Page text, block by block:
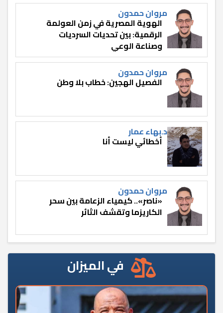
مروان حمدون
الهوية المصرية في زمن العولمة
الرقمية: بين تحديات السرديات
وصناعة الوعي
مروان حمدون
الفصيل الهجين: خطاب بلا وطن
د.بهاء عمار
أخطائي ليست أنا
مروان حمدون
«ناصر».. كيمياء الزعامة بين سحر
الكاريزما وتقشف الثائر
في الميزان